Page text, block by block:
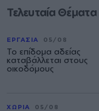
Τελευταία Θέματα
ΕΡΓΑΣΙΑ 05/08
Το επίδομα αδείας
καταβάλλεται στους
οικοδόμους
ΧΩΡΙΑ 05/08